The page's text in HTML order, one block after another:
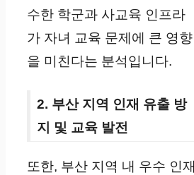
수한 학군과 사교육 인프라
가 자녀 교육 문제에 큰 영향
을 미친다는 분석입니다.
2. 부산 지역 인재 유출 방
지 및 교육 발전
또한, 부산 지역 내 우수 인재